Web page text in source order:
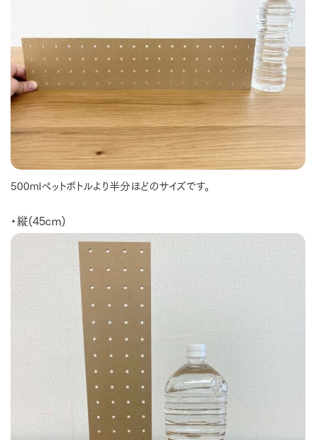
500mlペットボトルより半分ほどのサイズです。
・縦(45cm)